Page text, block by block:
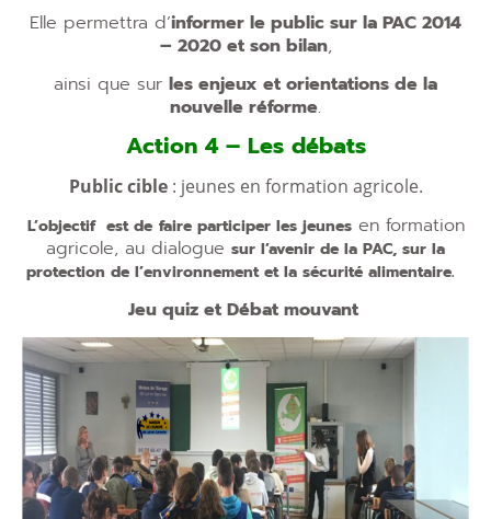
Elle permettra d’informer le public sur la PAC 2014
– 2020 et son bilan,
ainsi que sur les enjeux et orientations de la
nouvelle réforme.
Action 4 – Les débats
Public cible: jeunes en formation agricole.
L’objectif est de faire participer les jeunesen formation
agricole, au dialogue sur l’avenir de la PAC, sur la
protection de l’environnement et la sécurité alimentaire.
Jeu quiz et Débat mouvant